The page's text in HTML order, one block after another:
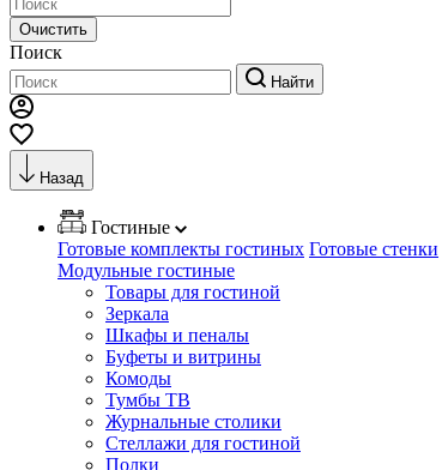
Очистить
Поиск
Найти
Назад
Гостиные
Готовые комплекты гостиных Готовые стенки
Модульные гостиные
Товары для гостиной
Зеркала
Шкафы и пеналы
Буфеты и витрины
Комоды
Тумбы ТВ
Журнальные столики
Стеллажи для гостиной
Полки